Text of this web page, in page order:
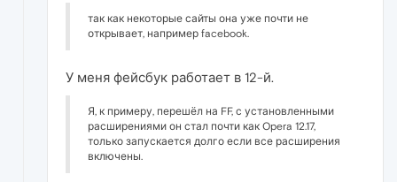
так как некоторые сайты она уже почти не
открывает, например facebook.
У меня фейсбук работает в 12-й.
Я, к примеру, перешёл на FF, с установленными
расширениями он стал почти как Opera 12.17,
только запускается долго если все расширения
включены.